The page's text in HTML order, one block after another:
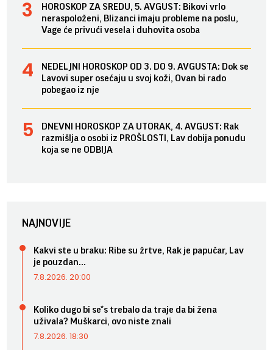
HOROSKOP ZA SREDU, 5. AVGUST: Bikovi vrlo
neraspoloženi, Blizanci imaju probleme na poslu,
Vage će privući vesela i duhovita osoba
NEDELJNI HOROSKOP OD 3. DO 9. AVGUSTA: Dok se
Lavovi super osećaju u svoj koži, Ovan bi rado
pobegao iz nje
DNEVNI HOROSKOP ZA UTORAK, 4. AVGUST: Rak
razmišlja o osobi iz PROŠLOSTI, Lav dobija ponudu
koja se ne ODBIJA
NAJNOVIJE
Kakvi ste u braku: Ribe su žrtve, Rak je papučar, Lav
je pouzdan...
7.8.2026. 20:00
Koliko dugo bi se*s trebalo da traje da bi žena
uživala? Muškarci, ovo niste znali
7.8.2026. 18:30